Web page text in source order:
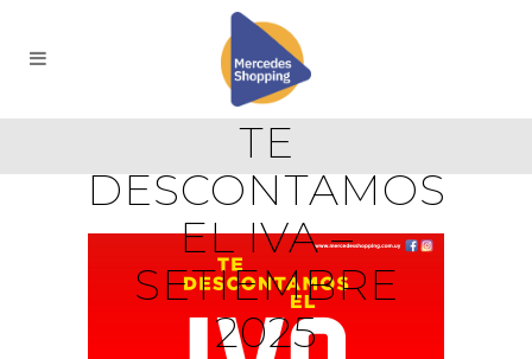
TE
DESCONTAMOS
EL IVA –
SETIEMBRE
2025